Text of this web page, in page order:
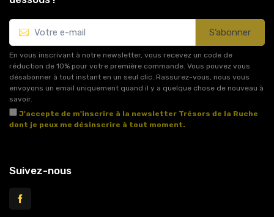
S’abonner
En vous inscrivant à notre newsletter, vous recevez un code de
réduction de 10% pour votre première commande. Vous pouvez vous
désabonner à tout instant en un seul clic. Rassurez-vous, nous vous
envoyons un email uniquement quand il y a quelque chose de nouveau à
savoir.
J'accepte de m'inscrire à la newsletter Trésors de la Ruche
dont je peux me désinscrire à tout moment.
Suivez-nous